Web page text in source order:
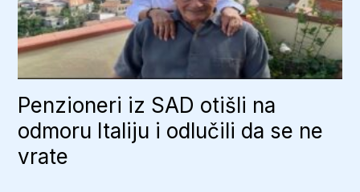
Penzioneri iz SAD otišli na
odmoru Italiju i odlučili da se ne
vrate